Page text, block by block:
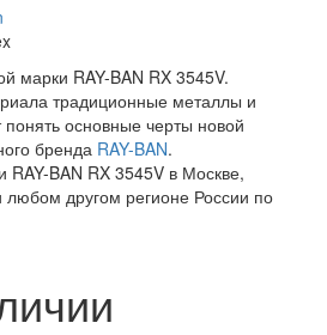
марки RAY-BAN RX 3545V.
традиционные металлы и
основные черты новой
бренда RAY-BAN.
RAY-BAN RX 3545V в Москве,
любом другом регионе России по